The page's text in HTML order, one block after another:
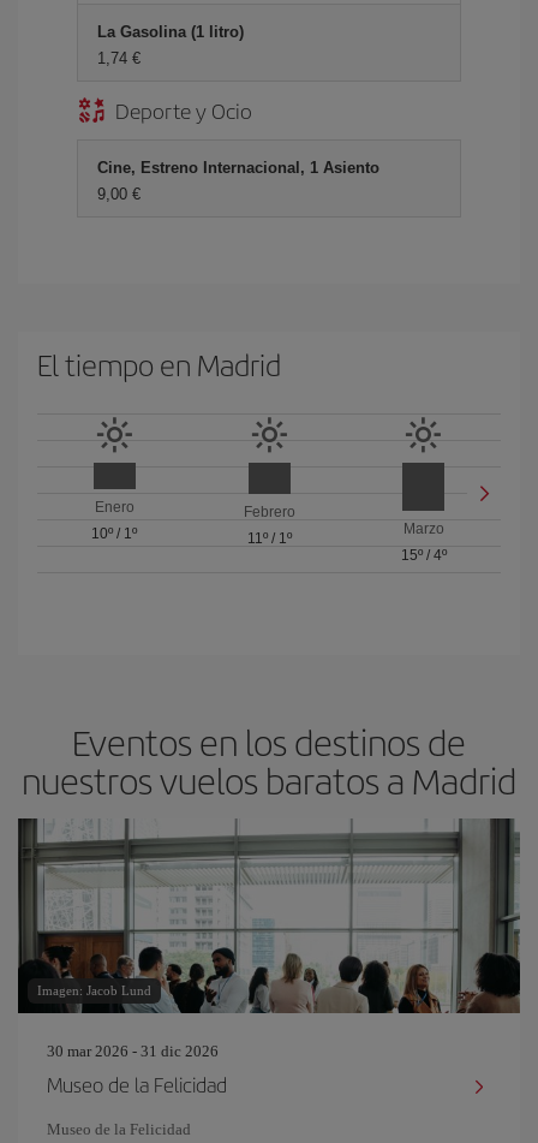
La Gasolina (1 litro)
1,74 €
Deporte y Ocio
Cine, Estreno Internacional, 1 Asiento
9,00 €
El tiempo en Madrid
Enero
10º / 1º
Febrero
11º/ 1º
Marzo
15º/ 4º
Eventos en los destinos de
nuestros vuelos baratos a Madrid
Imagen: Jacob Lund
30 mar 2026 - 31 dic 2026
Museo de la Felicidad
Museo de la Felicidad